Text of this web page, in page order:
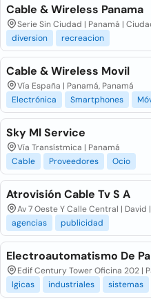
Cable & Wireless Panama
Serie Sin Ciudad | Panamá |
diversion
recreacion
Cable & Wireless Movil
Vía España | Panamá, Panamá
Electrónica
Smartphones
Sky Ml Service
Vía Transístmica | Panamá
Cable
Proveedores Ocio
Atrovisión Cable Tv S A
Av 7 Oeste Y Calle Central | David
agencias
publicidad
Electroautomatismo De
Edif Century Tower Oficina 202 |
lgicas
industriales sistemas